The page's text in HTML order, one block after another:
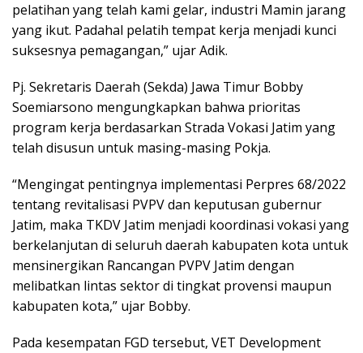
pelatihan yang telah kami gelar, industri Mamin jarang
yang ikut. Padahal pelatih tempat kerja menjadi kunci
suksesnya pemagangan,” ujar Adik.
Pj. Sekretaris Daerah (Sekda) Jawa Timur Bobby
Soemiarsono mengungkapkan bahwa prioritas
program kerja berdasarkan Strada Vokasi Jatim yang
telah disusun untuk masing-masing Pokja.
“Mengingat pentingnya implementasi Perpres 68/2022
tentang revitalisasi PVPV dan keputusan gubernur
Jatim, maka TKDV Jatim menjadi koordinasi vokasi yang
berkelanjutan di seluruh daerah kabupaten kota untuk
mensinergikan Rancangan PVPV Jatim dengan
melibatkan lintas sektor di tingkat provensi maupun
kabupaten kota,” ujar Bobby.
Pada kesempatan FGD tersebut, VET Development